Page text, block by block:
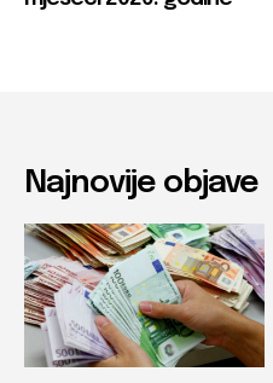
Najnovije objave